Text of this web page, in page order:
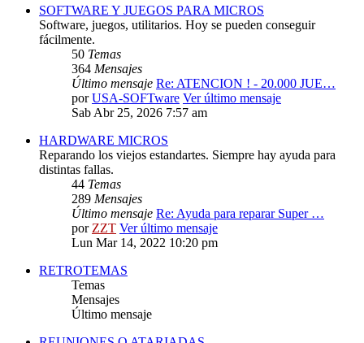
SOFTWARE Y JUEGOS PARA MICROS
Software, juegos, utilitarios. Hoy se pueden conseguir
fácilmente.
50 Temas
364 Mensajes
Último mensaje Re: ATENCION ! - 20.000 JUE…
porUSA-SOFTware Ver último mensaje
Sab Abr 25, 2026 7:57 am
HARDWARE MICROS
Reparando los viejos estandartes. Siempre hay ayuda para
distintas fallas.
44 Temas
289 Mensajes
Último mensaje Re: Ayuda para reparar Super …
porZZT Ver último mensaje
Lun Mar 14, 2022 10:20 pm
RETROTEMAS
Temas
Mensajes
Último mensaje